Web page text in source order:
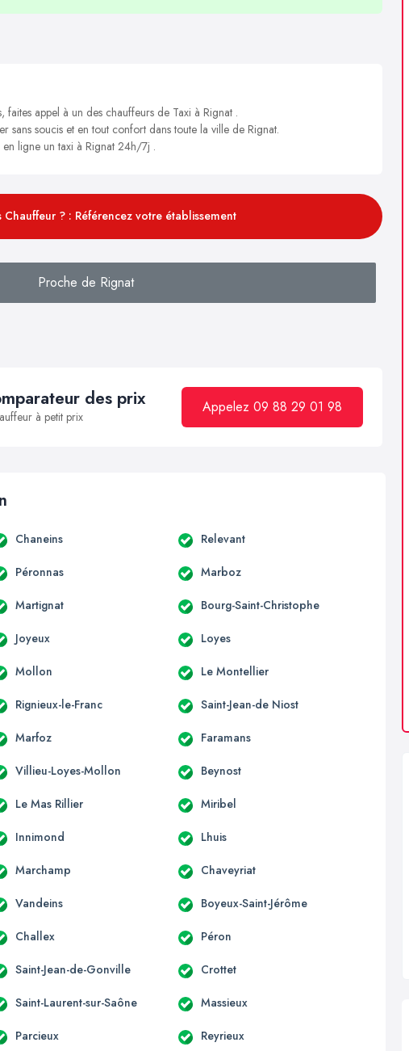
appel à un des chauffeurs de Taxi à Rignat .
sans soucis et en tout confort dans toute la ville de Rignat.
en ligne un taxi à Rignat 24h/7j .
Chauffeur ? : Référencez votre établissement
Proche de Rignat
des prix
à petit prix
Appelez 09 88 29 01 98
Chaneins Relevant
Péronnas Marboz
Martignat Bourg-Saint-Christophe
Joyeux Loyes
Mollon Le Montellier
Rignieux-le-Franc Saint-Jean-de Niost
Marfoz Faramans
Villieu-Loyes-Mollon Beynost
Le Mas Rillier Miribel
Innimond Lhuis
Marchamp Chaveyriat
Vandeins Boyeux-Saint-Jérôme
Challex Péron
Saint-Jean-de-Gonville Crottet
Saint-Laurent-sur-Saône Massieux
Parcieux Reyrieux